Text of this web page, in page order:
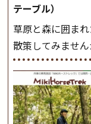
テーブル）
草原と森に囲ま
散策してみません